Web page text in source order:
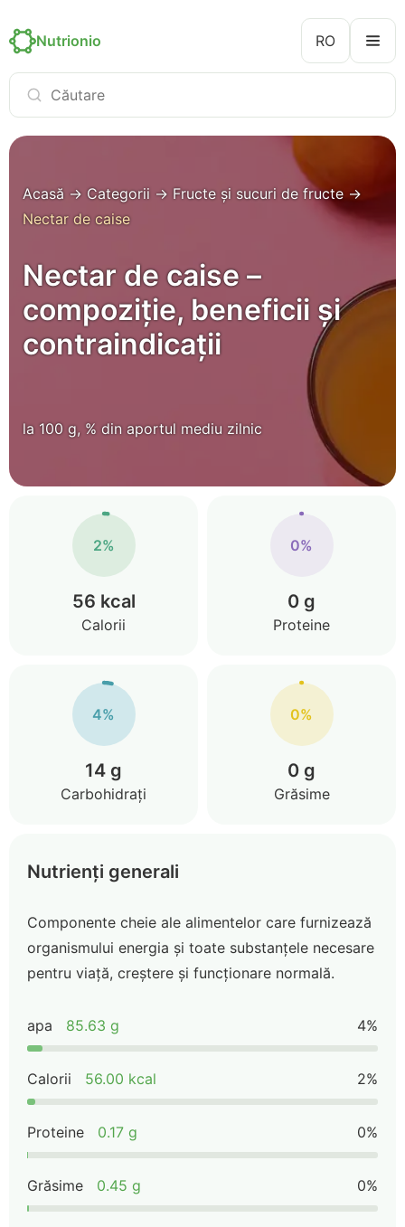
Nutrionio RO
Acasă → Categorii → Fructe și sucuri de fructe→
Nectar de caise
Nectar de caise –
compoziție, beneficii și
contraindicații
la 100 g, % din aportul mediu zilnic
2%
56 kcal
Calorii
0%
0 g
Proteine
4%
14 g
Carbohidrați
0%
0 g
Grăsime
Nutrienți generali
Componente cheie ale alimentelor care furnizează
organismului energia și toate substanțele necesare
pentru viață, creștere și funcționare normală.
apa 85.63 g 4%
Calorii 56.00 kcal 2%
Proteine 0.17 g 0%
Grăsime 0.45 g 0%